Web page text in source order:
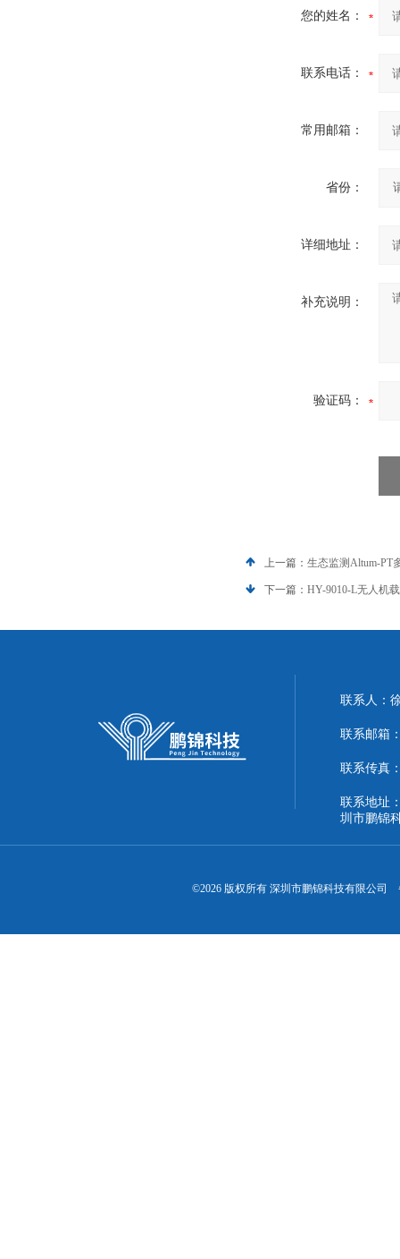
您的姓名：
联系电话：
常用邮箱：
省份：
详细地址：
补充说明：
验证码：
上一篇： 生态监测Altum‑PT
下一篇： HY-9010-L无人机
联系人：
联系邮箱
联系传真
联系地址
圳市鹏锦
©2026 版权所有 深圳市鹏锦科技有限公司